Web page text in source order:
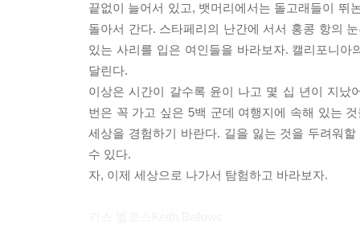
끝없이 늘어서 있고, 뱃머리에서는 돌고래들이 뛰
돌아서 간다. 스타페리의 난간에 서서 홍콩 항의
있는 사리를 입은 여인들을 바라보자. 캘리포니
달린다.
이상은 시간이 갈수록 윤이 나고 몇 십 년이 지났
번은 꼭 가고 싶은 5백 군데 여행지에 속해 있는
세상을 경험하기 바란다. 길을 잃는 것을 두려워
수 있다.
자, 이제 세상으로 나가서 탐험하고 바라보자.